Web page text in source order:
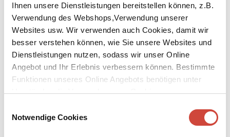
Ihnen unsere Dienstleistungen bereitstellen können, z.B.
Verwendung des Webshops,Verwendung unserer
Websites usw. Wir verwenden auch Cookies, damit wir
besser verstehen können, wie Sie unsere Websites und
Dienstleistungen nutzen, sodass wir unser Online
Angebot und Ihr Erlebnis verbessern können. Bestimmte
Funktionen unseres Online Angebots benötigen unter
Umständen die Verwendung von Cookies von
Notwendige Cookies
Download Bilddatei ↘
Kaufen